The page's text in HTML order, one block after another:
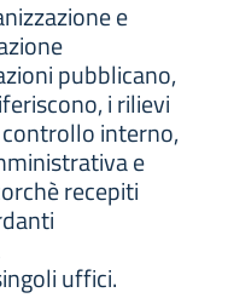
e
pubblicano,
i rilievi
interno,
e
recepiti
uffici.